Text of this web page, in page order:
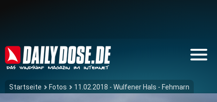
Startseite Fotos 11.02.2018 - Wulfener Hals - Fehmarn